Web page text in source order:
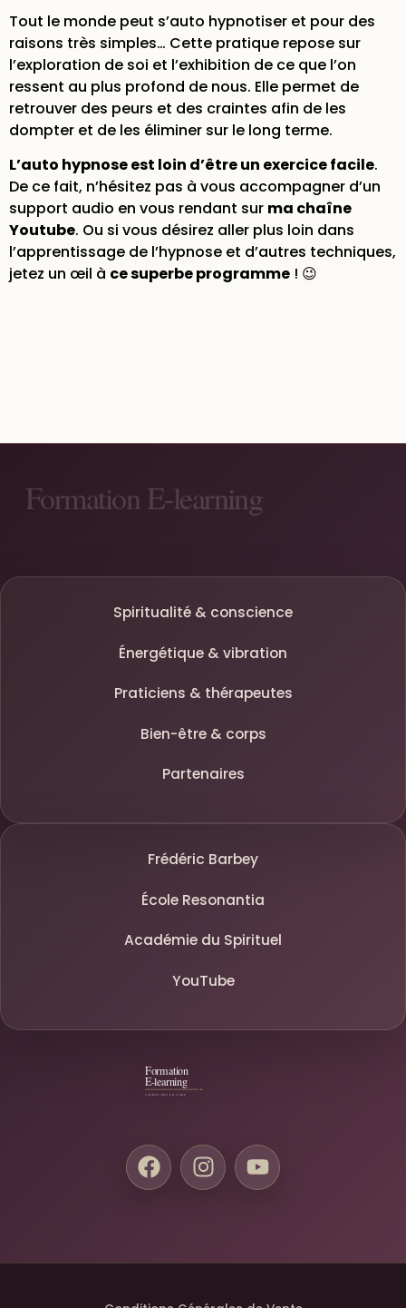
Tout le monde peut s’auto hypnotiser et pour des
raisons très simples… Cette pratique repose sur
l’exploration de soi et l’exhibition de ce que l’on
ressent au plus profond de nous. Elle permet de
retrouver des peurs et des craintes afin de les
dompter et de les éliminer sur le long terme.
L’auto hypnose est loin d’être un exercice facile.
De ce fait, n’hésitez pas à vous accompagner d’un
support audio en vous rendant sur ma chaîne
Youtube. Ou si vous désirez aller plus loin dans
l’apprentissage de l’hypnose et d’autres techniques,
jetez un œil à ce superbe programme ! 😉
Spiritualité & conscience
Énergétique & vibration
Praticiens & thérapeutes
Bien-être & corps
Partenaires
Frédéric Barbey
École Resonantia
Académie du Spirituel
YouTube